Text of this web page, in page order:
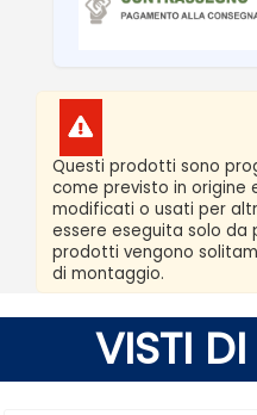
Questi prodotti sono
come previsto in origine
modificati o usati per
essere eseguita solo da
prodotti vengono
di montaggio.
VISTI DI